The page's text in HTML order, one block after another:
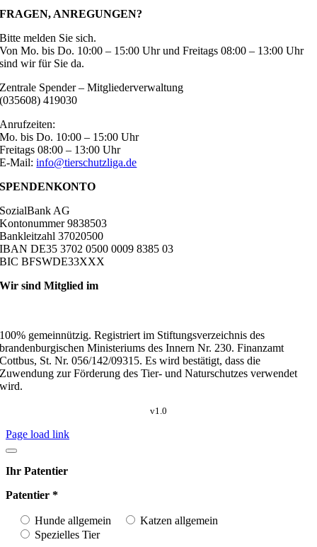
FRAGEN, ANREGUNGEN?
Bitte melden Sie sich.
Von Mo. bis Do. 10:00 – 15:00 Uhr und Freitags 08:00 – 13:00 Uhr
sind wir für Sie da.
Zentrale Spender – Mitgliederverwaltung
(035608) 419030
Anrufzeiten:
Mo. bis Do. 10:00 – 15:00 Uhr
Freitags 08:00 – 13:00 Uhr
E-Mail:info@tierschutzliga.de
SPENDENKONTO
SozialBank AG
Kontonummer 9838503
Bankleitzahl 37020500
IBAN DE35 3702 0500 0009 8385 03
BIC BFSWDE33XXX
Wir sind Mitglied im
100% gemeinnützig. Registriert im Stiftungsverzeichnis des
brandenburgischen Ministeriums des Innern Nr. 230. Finanzamt
Cottbus, St. Nr. 056/142/09315. Es wird bestätigt, dass die
Zuwendung zur Förderung des Tier- und Naturschutzes verwendet
wird.
v1.0
Page load link
Ihr Patentier
Patentier *
Hunde allgemein
Katzen allgemein
Spezielles Tier